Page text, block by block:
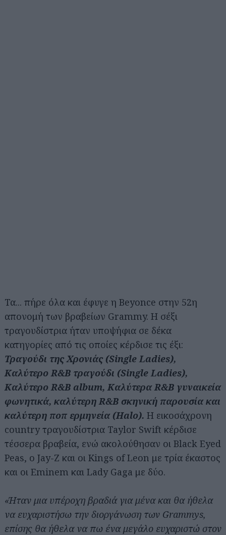
Τα... πήρε όλα και έφυγε η Beyonce στην 52η
απονομή των βραβείων Grammy. Η σέξι
τραγουδίστρια ήταν υποψήφια σε δέκα
κατηγορίες από τις οποίες κέρδισε τις έξι:
Τραγούδι της Χρονιάς (Single Ladies),
Καλύτερο R&B τραγούδι (Single Ladies),
Καλύτερο R&B album, Καλύτερα R&B γυναικεία
φωνητικά, καλύτερη R&B σκηνική παρουσία και
καλύτερη ποπ ερμηνεία (Halo). Η εικοσάχρονη
country τραγουδίστρια Taylor Swift κέρδισε
τέσσερα βραβεία, ενώ ακολούθησαν οι Black Eyed
Peas, o Jay-Z και οι Kings of Leon με τρία έκαστος
και οι Eminem και Lady Gaga με δύο.
«Ήταν μια υπέροχη βραδιά για μένα και θα ήθελα
να ευχαριστήσω την διοργάνωση των Grammys,
επίσης θα ήθελα να πω ένα μεγάλο ευχαριστώ στον